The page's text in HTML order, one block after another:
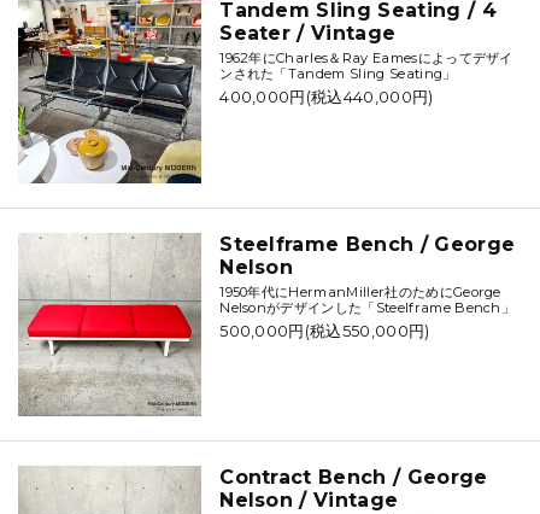
Tandem Sling Seating / 4
Seater / Vintage
1962年にCharles＆Ray Eamesによってデザイ
ンされた「Tandem Sling Seating」
400,000円(税込440,000円)
Steelframe Bench / George
Nelson
1950年代にHermanMiller社のためにGeorge
Nelsonがデザインした「Steelframe Bench」
500,000円(税込550,000円)
Contract Bench / George
Nelson / Vintage